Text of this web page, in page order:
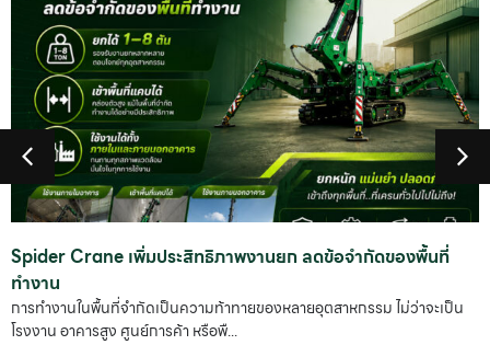
Spider Crane เพิ่มประสิทธิภาพงานยก ลดข้อจำกัดของพื้นที่
ทำงาน
การทำงานในพื้นที่จำกัดเป็นความท้าทายของหลายอุตสาหกรรม ไม่ว่าจะเป็น
โรงงาน อาคารสูง ศูนย์การค้า หรือพื...